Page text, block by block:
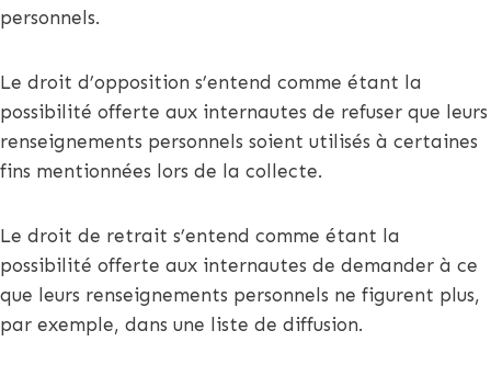
personnels.
Le droit d’opposition s’entend comme étant la
possibilité offerte aux internautes de refuser que leurs
renseignements personnels soient utilisés à certaines
fins mentionnées lors de la collecte.
Le droit de retrait s’entend comme étant la
possibilité offerte aux internautes de demander à ce
que leurs renseignements personnels ne figurent plus,
par exemple, dans une liste de diffusion.